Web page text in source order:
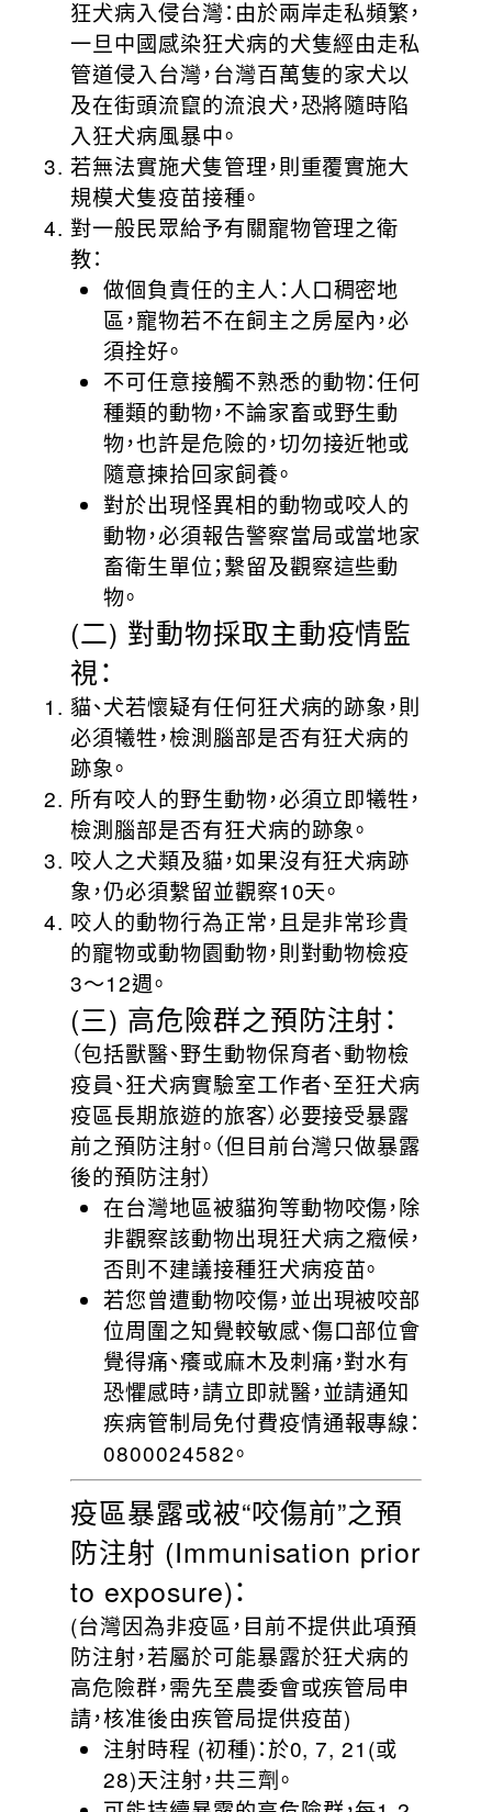
狂犬病入侵台灣：由於兩岸走私頻繁，
一旦中國感染狂犬病的犬隻經由走私
管道侵入台灣，台灣百萬隻的家犬以
及在街頭流竄的流浪犬，恐將隨時陷
入狂犬病風暴中。
若無法實施犬隻管理，則重覆實施大
規模犬隻疫苗接種。
對一般民眾給予有關寵物管理之衛
教：
做個負責任的主人：人口稠密地
區，寵物若不在飼主之房屋內，必
須拴好。
不可任意接觸不熟悉的動物：任何
種類的動物，不論家畜或野生動
物，也許是危險的，切勿接近牠或
隨意揀拾回家飼養。
對於出現怪異相的動物或咬人的
動物，必須報告警察當局或當地家
畜衛生單位；繫留及觀察這些動
物。
(二) 對動物採取主動疫情監
視：
貓、犬若懷疑有任何狂犬病的跡象，則
必須犧牲，檢測腦部是否有狂犬病的
跡象。
所有咬人的野生動物，必須立即犧牲，
檢測腦部是否有狂犬病的跡象。
咬人之犬類及貓，如果沒有狂犬病跡
象，仍必須繫留並觀察10天。
咬人的動物行為正常，且是非常珍貴
的寵物或動物園動物，則對動物檢疫
3～12週。
(三) 高危險群之預防注射：
（包括獸醫、野生動物保育者、動物檢
疫員、狂犬病實驗室工作者、至狂犬病
疫區長期旅遊的旅客）必要接受暴露
前之預防注射。（但目前台灣只做暴露
後的預防注射）
在台灣地區被貓狗等動物咬傷，除
非觀察該動物出現狂犬病之癥候，
否則不建議接種狂犬病疫苗。
若您曾遭動物咬傷，並出現被咬部
位周圍之知覺較敏感、傷口部位會
覺得痛、癢或麻木及刺痛，對水有
恐懼感時，請立即就醫，並請通知
疾病管制局免付費疫情通報專線：
0800024582。
疫區暴露或被“咬傷前”之預
防注射 (Immunisation prior
to exposure)：
(台灣因為非疫區，目前不提供此項預
防注射，若屬於可能暴露於狂犬病的
高危險群，需先至農委會或疾管局申
請，核准後由疾管局提供疫苗)
注射時程 (初種)：於0, 7, 21(或
28)天注射，共三劑。